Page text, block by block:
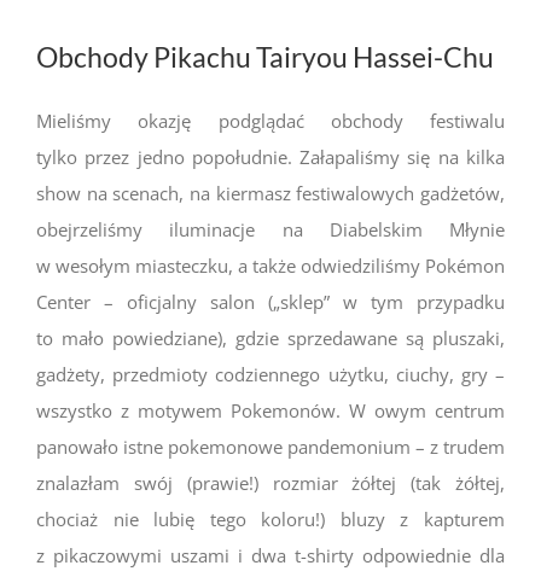
Obchody Pikachu Tairyou Hassei-Chu
Mieliśmy okazję podglądać obchody festiwalu
tylko przez jedno popołudnie. Załapaliśmy się na kilka
show na scenach, na kiermasz festiwalowych gadżetów,
obejrzeliśmy iluminacje na Diabelskim Młynie
w wesołym miasteczku, a także odwiedziliśmy Pokémon
Center – oficjalny salon („sklep” w tym przypadku
to mało powiedziane), gdzie sprzedawane są pluszaki,
gadżety, przedmioty codziennego użytku, ciuchy, gry –
wszystko z motywem Pokemonów. W owym centrum
panowało istne pokemonowe pandemonium – z trudem
znalazłam swój (prawie!) rozmiar żółtej (tak żółtej,
chociaż nie lubię tego koloru!) bluzy z kapturem
z pikaczowymi uszami i dwa t-shirty odpowiednie dla